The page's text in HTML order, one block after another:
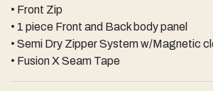
• Front Zip
• 1 piece Front and Back body panel
• Semi Dry Zipper System w/Magnetic
• Fusion X Seam Tape